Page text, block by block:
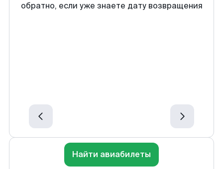
обратно, если уже знаете дату возвращения
Найти авиабилеты